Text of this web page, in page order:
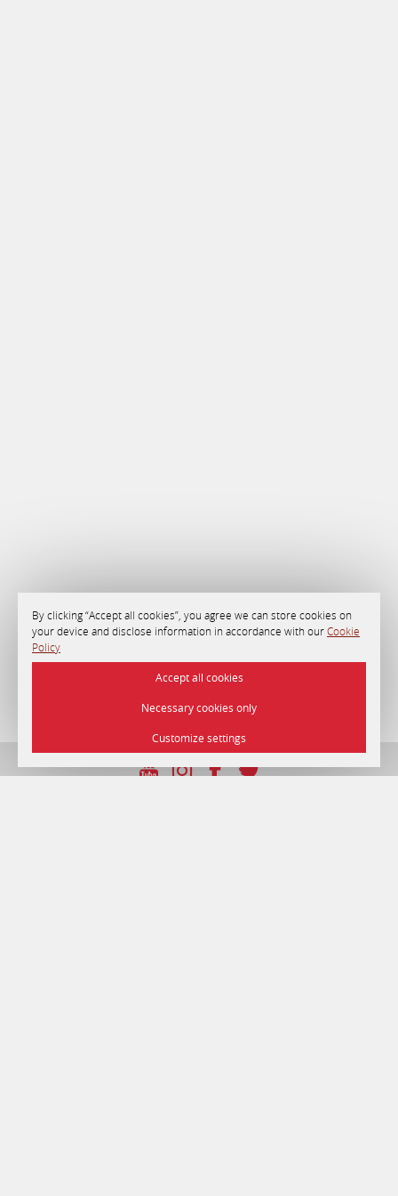
By clicking “Accept all cookies”, you agree we can store cookies on
your device and disclose information in accordance with ourCookie
Policy
Accept all cookies
Necessary cookies only
Customize settings